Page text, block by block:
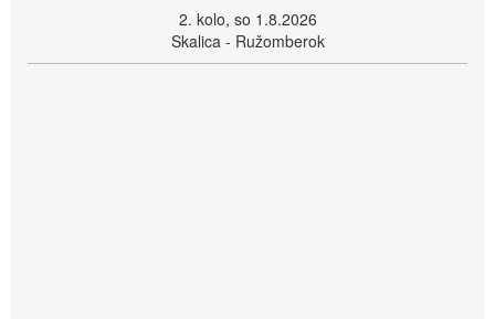
2. kolo, so 1.8.2026
Skalica - Ružomberok